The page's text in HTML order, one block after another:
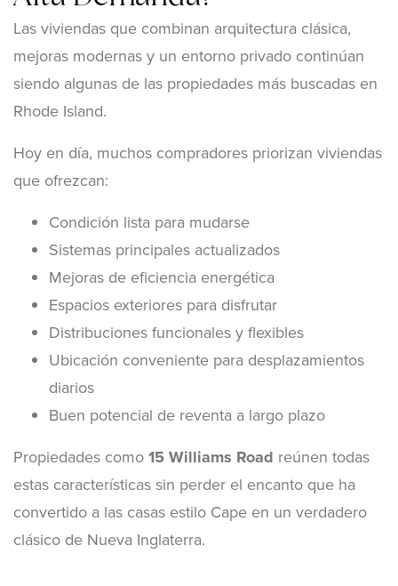
Las viviendas que combinan arquitectura clásica,
mejoras modernas y un entorno privado continúan
siendo algunas de las propiedades más buscadas en
Rhode Island.
Hoy en día, muchos compradores priorizan viviendas
que ofrezcan:
Condición lista para mudarse
Sistemas principales actualizados
Mejoras de eficiencia energética
Espacios exteriores para disfrutar
Distribuciones funcionales y flexibles
Ubicación conveniente para desplazamientos
diarios
Buen potencial de reventa a largo plazo
Propiedades como15 Williams Road reúnen todas
estas características sin perder el encanto que ha
convertido a las casas estilo Cape en un verdadero
clásico de Nueva Inglaterra.